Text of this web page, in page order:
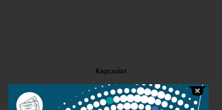
Kapcsolat
Közérdekű adatok
Sajtószoba